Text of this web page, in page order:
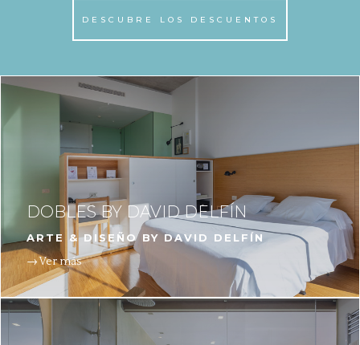
DESCUBRE LOS DESCUENTOS
DOBLES BY DAVID DELFÍN
ARTE & DISEÑO BY DAVID DELFÍN
→ Ver más